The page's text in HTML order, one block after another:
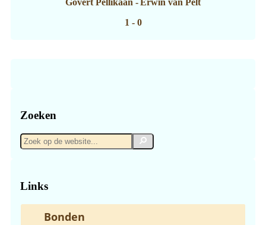
1 - 0
Zoeken
Zoek
op
Zoek
Links
Bonden